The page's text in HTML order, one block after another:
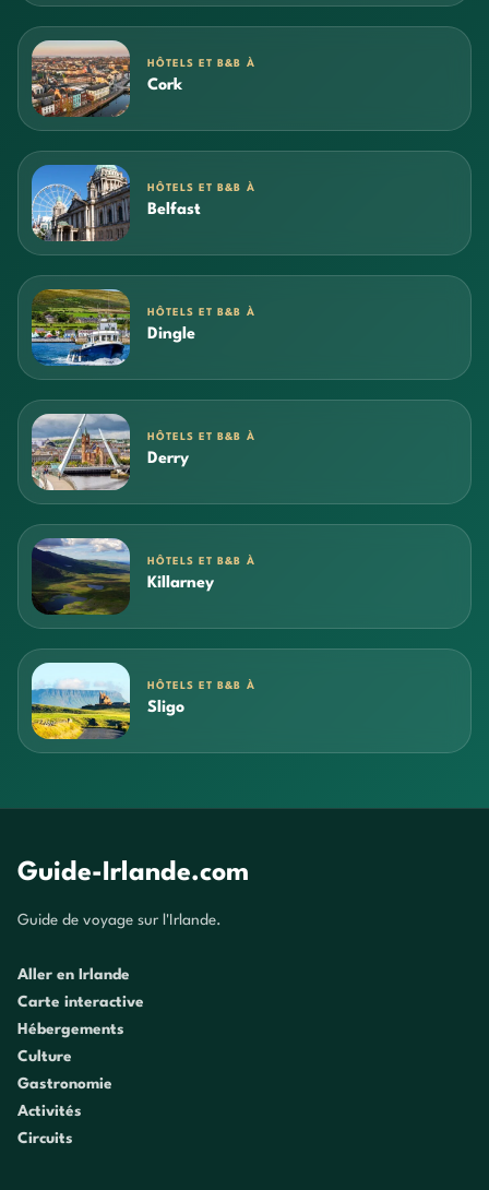
HÔTELS ET B&B À
Cork
HÔTELS ET B&B À
Belfast
HÔTELS ET B&B À
Dingle
HÔTELS ET B&B À
Derry
HÔTELS ET B&B À
Killarney
HÔTELS ET B&B À
Sligo
Guide-Irlande.com
Guide de voyage sur l'Irlande.
Aller en Irlande
Carte interactive
Hébergements
Culture
Gastronomie
Activités
Circuits